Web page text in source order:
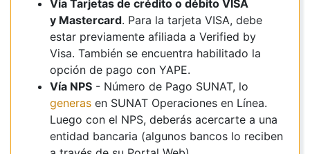
Vía Tarjetas de crédito o débito VISA
y Mastercard. Para la tarjeta VISA, debe
estar previamente afiliada a Verified by
Visa. También se encuentra habilitado la
opción de pago con YAPE.
Vía NPS - Número de Pago SUNAT, lo
generas en SUNAT Operaciones en Línea.
Luego con el NPS, deberás acercarte a una
entidad bancaria (algunos bancos lo reciben